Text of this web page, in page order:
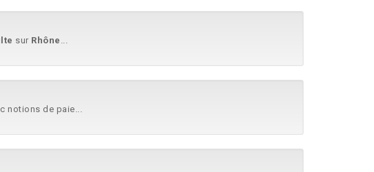
sur Rhône ...
notions de paie...